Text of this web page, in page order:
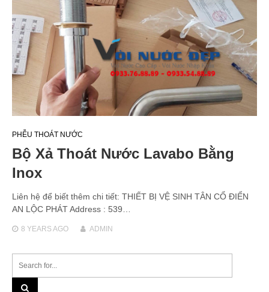
PHỄU THOÁT NƯỚC
Bộ Xả Thoát Nước Lavabo Bằng
Inox
Liên hệ để biết thêm chi tiết: THIẾT BỊ VỆ SINH TÂN CỔ ĐIỂN
AN LỘC PHÁT Address : 539…
8 YEARSAGO ADMIN